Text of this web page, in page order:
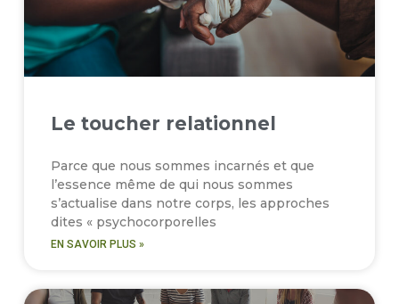
Le toucher relationnel
Parce que nous sommes incarnés et que
l’essence même de qui nous sommes
s’actualise dans notre corps, les approches
dites « psychocorporelles
EN SAVOIR PLUS »